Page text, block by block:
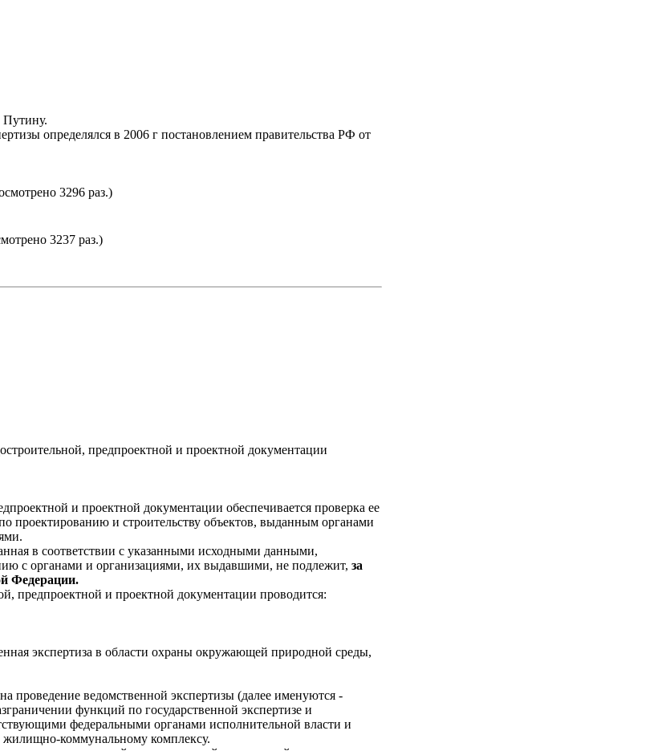
Путину.
определялся в 2006 г постановлением правительства РФ от
3296 раз.)
3237 раз.)
предпроектной и проектной документации
и проектной документации обеспечивается проверка ее
проектированию и строительству объектов, выданным органами
в соответствии с указанными исходными данными,
с органами и организациями, их выдавшими, не подлежит, за
Федерации.
предпроектной и проектной документации проводится:
экспертиза в области охраны окружающей природной среды,
проведение ведомственной экспертизы (далее именуются -
функций по государственной экспертизе и
федеральными органами исполнительной власти и
жилищно-коммунальному комплексу.